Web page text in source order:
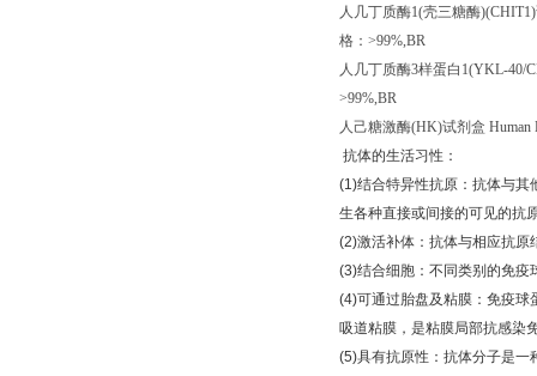
人几丁质酶1(壳三糖酶)(CHIT1)
格： >99%,BR
人几丁质酶3样蛋白 1(YKL-40/
>99%,BR
人己糖激酶(HK)试剂盒 Human
抗体的生活习性：
(1)结合特异性抗原：抗体与其
生各种直接或间接的可见的抗
(2)激活补体：抗体与相应抗原
(3)结合细胞：不同类别的免疫
(4)可通过胎盘及粘膜：免疫球
吸道粘膜，是粘膜局部抗感染
(5)具有抗原性：抗体分子是一